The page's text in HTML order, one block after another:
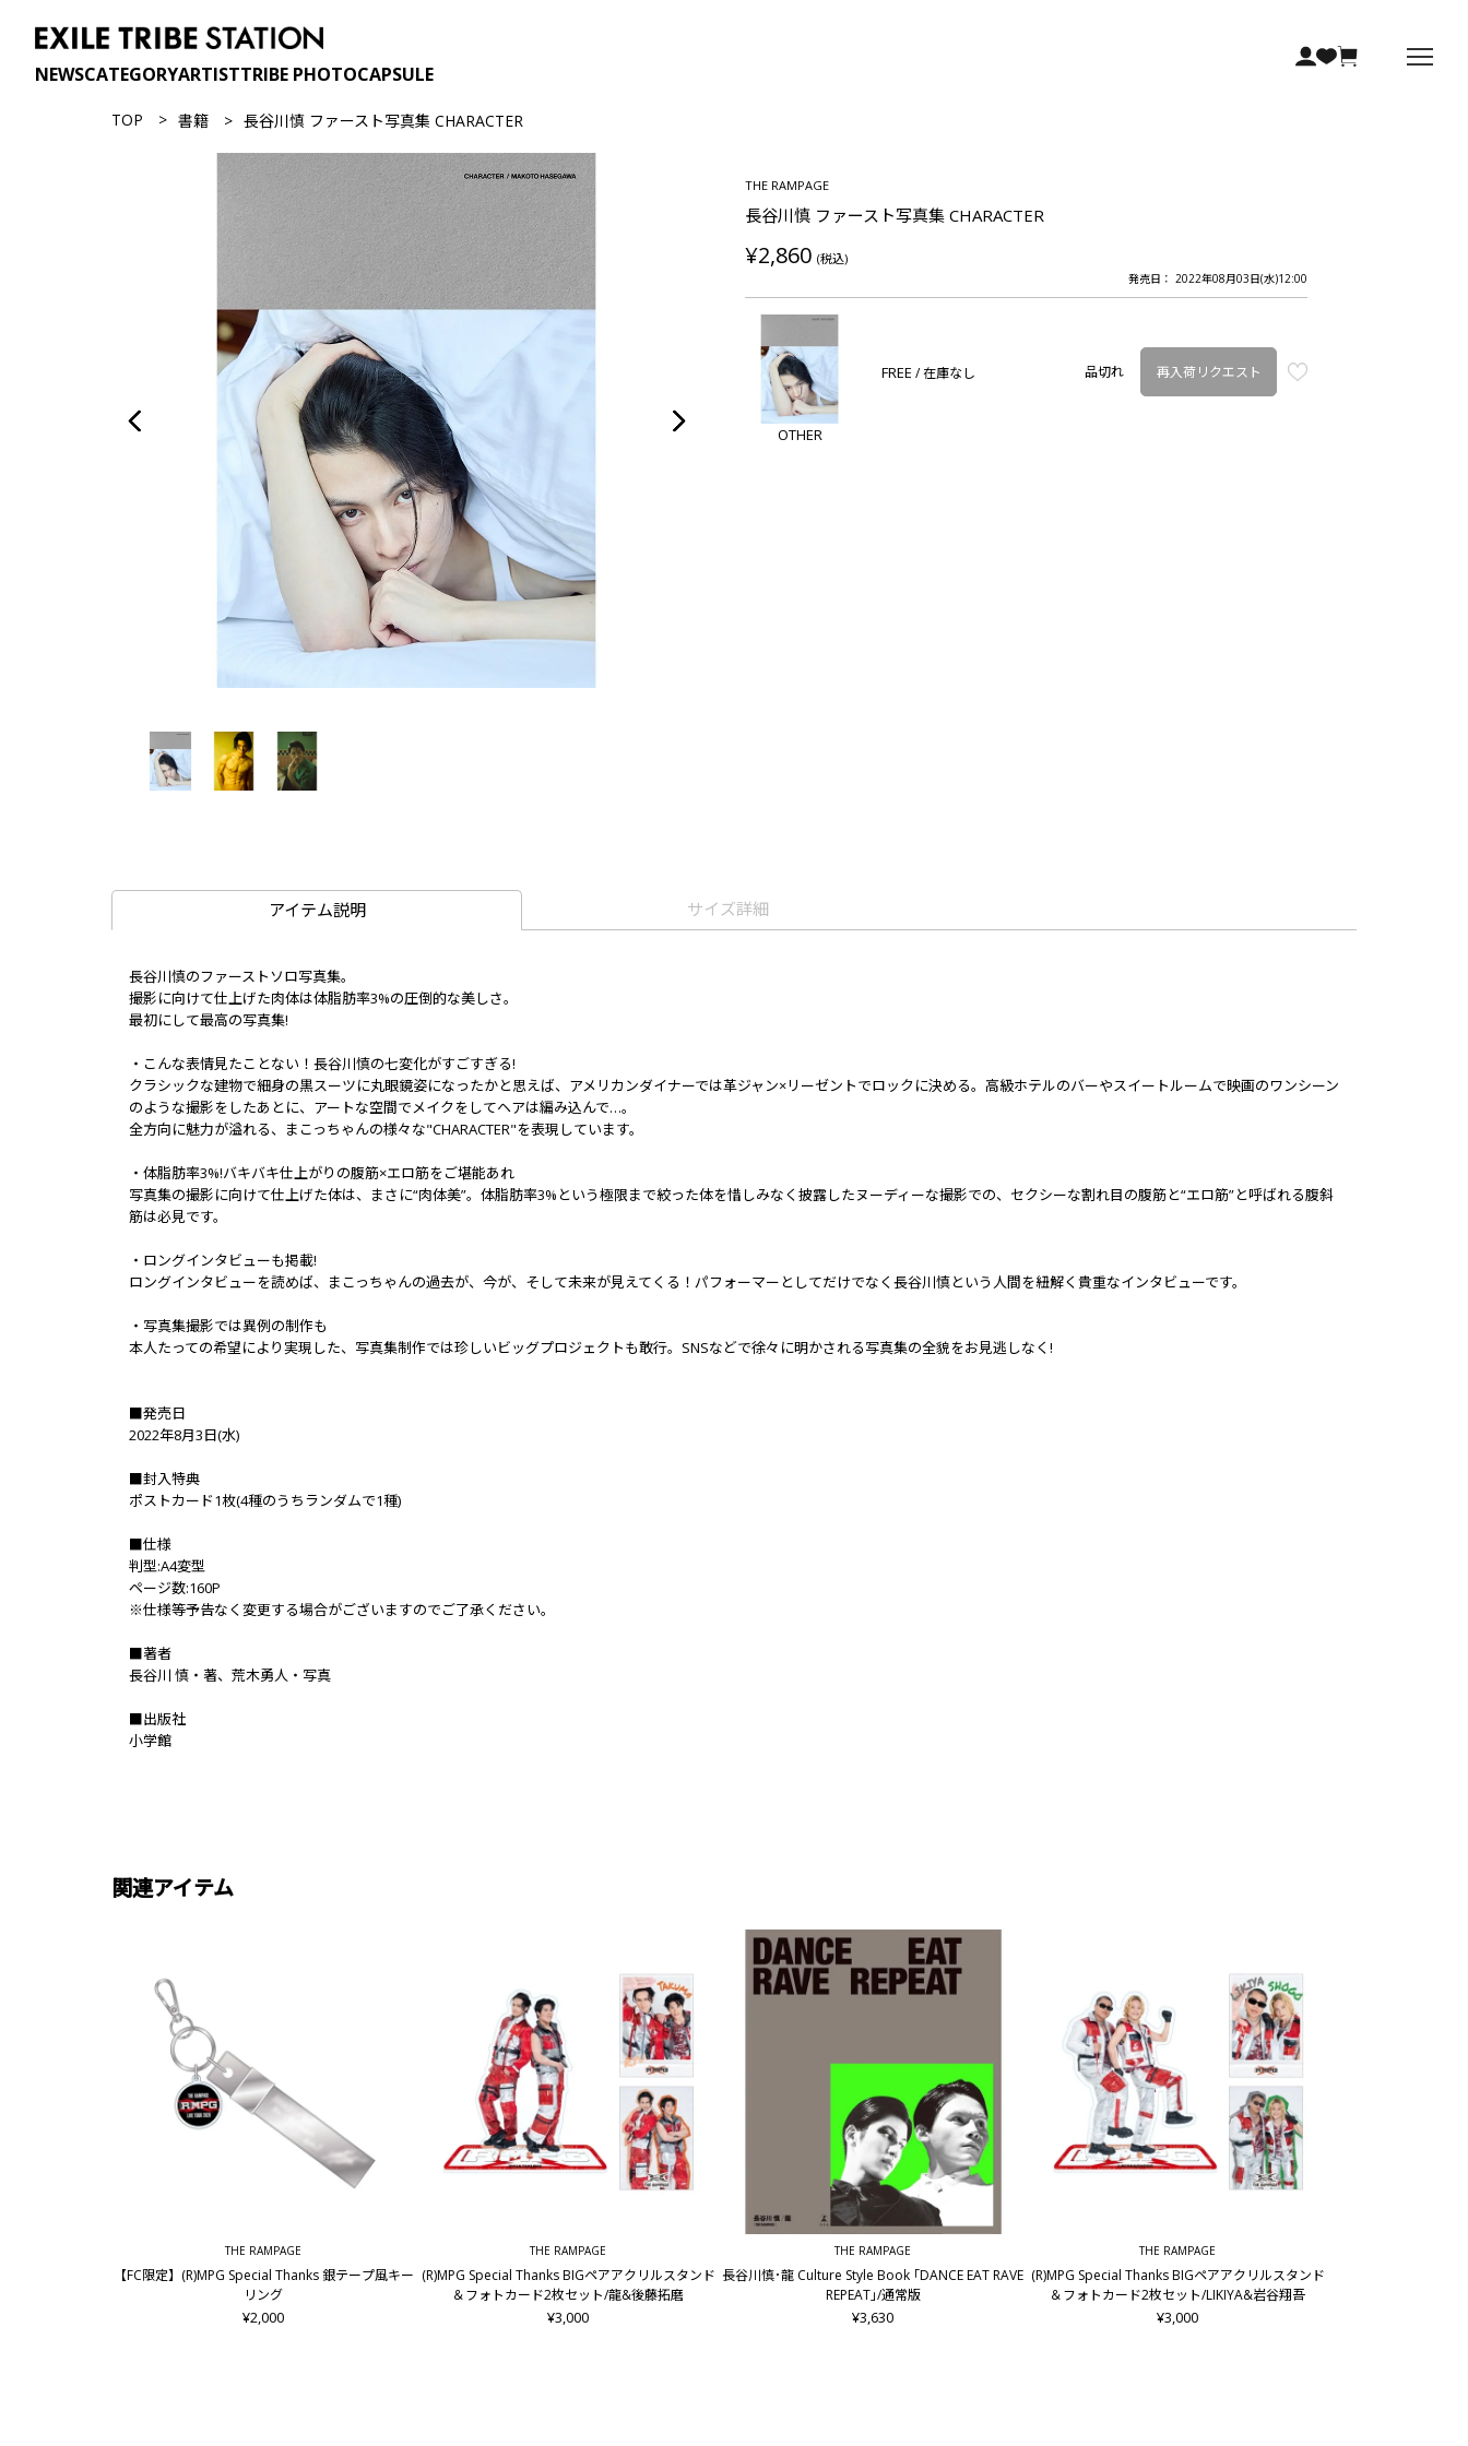
NEWSCATEGORYARTISTTRIBE PHOTOCAPSULE
TOP 書籍 長谷川慎 ファースト写真集 CHARACTER
THE RAMPAGE
長谷川慎 ファースト写真集 CHARACTER
¥2,860 (税込)
発売日： 2022年08月03日(水)12:00
OTHER
FREE / 在庫なし 品切れ 再入荷リクエスト
アイテム説明 サイズ詳細
長谷川慎のファーストソロ写真集。
撮影に向けて仕上げた肉体は体脂肪率3%の圧倒的な美しさ。
最初にして最高の写真集!
・こんな表情見たことない！長谷川慎の七変化がすごすぎる!
クラシックな建物で細身の黒スーツに丸眼鏡姿になったかと思えば、アメリカンダイナーでは革ジャン×リーゼントでロックに決める。高級ホテルのバーやスイートルームで映画のワンシーン
のような撮影をしたあとに、アートな空間でメイクをしてヘアは編み込んで…。
全方向に魅力が溢れる、まこっちゃんの様々な"CHARACTER"を表現しています。
・体脂肪率3%!バキバキ仕上がりの腹筋×エロ筋をご堪能あれ
写真集の撮影に向けて仕上げた体は、まさに“肉体美”。体脂肪率3%という極限まで絞った体を惜しみなく披露したヌーディーな撮影での、セクシーな割れ目の腹筋と“エロ筋”と呼ばれる腹斜
筋は必見です。
・ロングインタビューも掲載!
ロングインタビューを読めば、まこっちゃんの過去が、今が、そして未来が見えてくる！パフォーマーとしてだけでなく長谷川慎という人間を紐解く貴重なインタビューです。
・写真集撮影では異例の制作も
本人たっての希望により実現した、写真集制作では珍しいビッグプロジェクトも敢行。SNSなどで徐々に明かされる写真集の全貌をお見逃しなく!
■発売日
2022年8月3日(水)
■封入特典
ポストカード1枚(4種のうちランダムで1種)
■仕様
判型:A4変型
ページ数:160P
※仕様等予告なく変更する場合がございますのでご了承ください。
■著者
長谷川 慎・著、荒木勇人・写真
■出版社
小学館
関連アイテム
THE RAMPAGE
【FC限定】(R)MPG Special Thanks 銀テープ風キー
リング
¥2,000
THE RAMPAGE
(R)MPG Special Thanks BIGペアアクリルスタンド
＆フォトカード2枚セット/龍&後藤拓磨
¥3,000
THE RAMPAGE
長谷川慎･龍 Culture Style Book ｢DANCE EAT RAVE
REPEAT｣/通常版
¥3,630
THE RAMPAGE
(R)MPG Special Thanks BIGペアアクリルスタンド
＆フォトカード2枚セット/LIKIYA&岩谷翔吾
¥3,000